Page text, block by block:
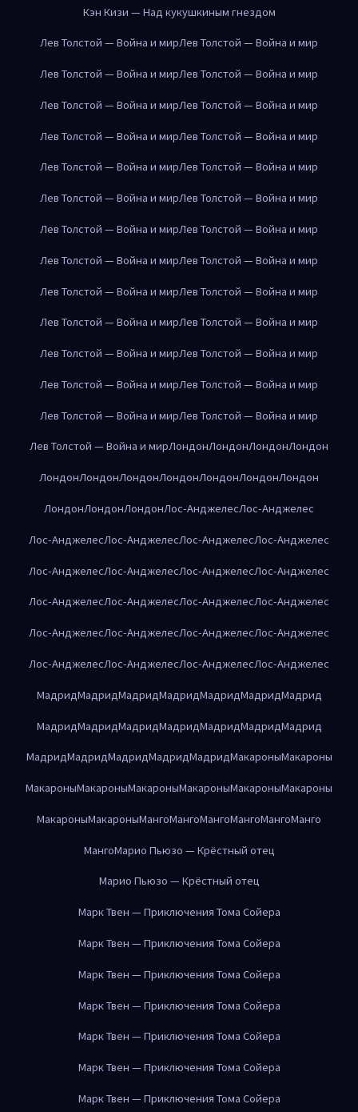
Кэн Кизи — Над кукушкиным гнездом
Лев Толстой — Война и мирЛев Толстой — Война и мир
Лев Толстой — Война и мирЛев Толстой — Война и мир
Лев Толстой — Война и мирЛев Толстой — Война и мир
Лев Толстой — Война и мирЛев Толстой — Война и мир
Лев Толстой — Война и мирЛев Толстой — Война и мир
Лев Толстой — Война и мирЛев Толстой — Война и мир
Лев Толстой — Война и мирЛев Толстой — Война и мир
Лев Толстой — Война и мирЛев Толстой — Война и мир
Лев Толстой — Война и мирЛев Толстой — Война и мир
Лев Толстой — Война и мирЛев Толстой — Война и мир
Лев Толстой — Война и мирЛев Толстой — Война и мир
Лев Толстой — Война и мирЛев Толстой — Война и мир
Лев Толстой — Война и мирЛев Толстой — Война и мир
Лев Толстой — Война и мирЛондонЛондонЛондонЛондон
ЛондонЛондонЛондонЛондонЛондонЛондонЛондон
ЛондонЛондонЛондонЛос-АнджелесЛос-Анджелес
Лос-АнджелесЛос-АнджелесЛос-АнджелесЛос-Анджелес
Лос-АнджелесЛос-АнджелесЛос-АнджелесЛос-Анджелес
Лос-АнджелесЛос-АнджелесЛос-АнджелесЛос-Анджелес
Лос-АнджелесЛос-АнджелесЛос-АнджелесЛос-Анджелес
Лос-АнджелесЛос-АнджелесЛос-АнджелесЛос-Анджелес
МадридМадридМадридМадридМадридМадридМадрид
МадридМадридМадридМадридМадридМадридМадрид
МадридМадридМадридМадридМадридМакароныМакароны
МакароныМакароныМакароныМакароныМакароныМакароны
МакароныМакароныМангоМангоМангоМангоМангоМанго
МангоМарио Пьюзо — Крёстный отец
Марио Пьюзо — Крёстный отец
Марк Твен — Приключения Тома Сойера
Марк Твен — Приключения Тома Сойера
Марк Твен — Приключения Тома Сойера
Марк Твен — Приключения Тома Сойера
Марк Твен — Приключения Тома Сойера
Марк Твен — Приключения Тома Сойера
Марк Твен — Приключения Тома Сойера